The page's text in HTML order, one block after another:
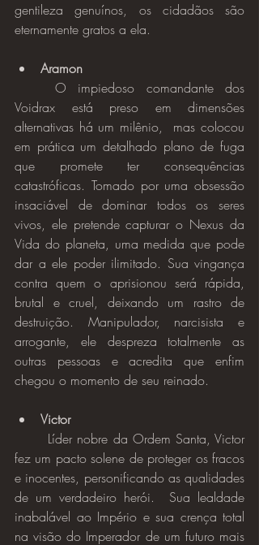
gentileza genuínos, os cidadãos são
eternamente gratos a ela.
Aramon
Voidrax está preso em dimensões
alternativas há um milênio,  mas colocou
em prática um detalhado plano de fuga
que promete ter consequências
catastróficas. Tomado por uma obsessão
insaciável de dominar todos os seres
vivos, ele pretende capturar o Nexus da
Vida do planeta, uma medida que pode
dar a ele poder ilimitado. Sua vingança
contra quem o aprisionou será rápida,
brutal e cruel, deixando um rastro de
destruição. Manipulador, narcisista e
arrogante, ele despreza totalmente as
outras pessoas e acredita que enfim
chegou o momento de seu reinado.
Victor
fez um pacto solene de proteger os fracos
e inocentes, personificando as qualidades
de um verdadeiro herói.  Sua lealdade
inabalável ao Império e sua crença total
na visão do Imperador de um futuro mais